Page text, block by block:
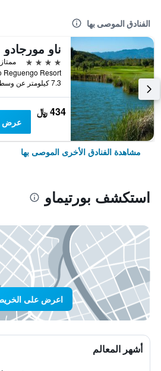
الفنادق الموصى بها
4 نجوم
ممتاز 8.6
7.3 كيلومتر عن وسط المدينة
434 ﷼
عرض
مشاهدة الفنادق الأخرى الموصى بها
استكشف بورتيماو
اعرض على
أشهر المعالم